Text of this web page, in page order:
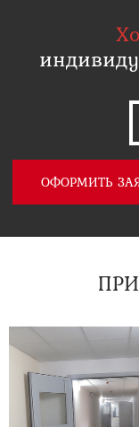
ОФОРМИТЬ